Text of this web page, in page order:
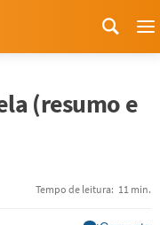
(resumo e
Tempo de leitura: 11 min.